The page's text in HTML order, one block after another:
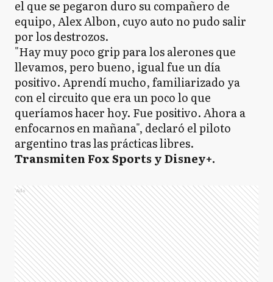
el que se pegaron duro su compañero de
equipo, Alex Albon, cuyo auto no pudo salir
por los destrozos.
"Hay muy poco grip para los alerones que
llevamos, pero bueno, igual fue un día
positivo. Aprendí mucho, familiarizado ya
con el circuito que era un poco lo que
queríamos hacer hoy. Fue positivo. Ahora a
enfocarnos en mañana", declaró el piloto
argentino tras las prácticas libres.
Transmiten Fox Sports y Disney+.
Ads